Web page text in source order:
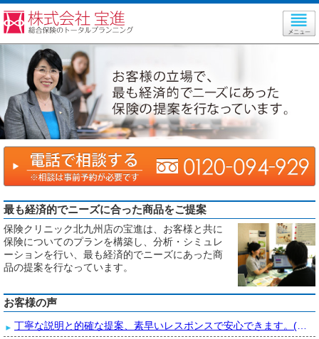
最も経済的でニーズに合った商品をご提案
保険クリニック北九州店の宝進は、お客様と共に
保険についてのプランを構築し、分析・シミュレ
ーションを行い、最も経済的でニーズにあった商
品の提案を行なっています。
お客様の声